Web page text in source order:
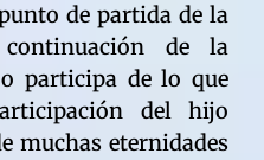
de partida de la
de la
participa de lo que
del hijo
muchas eternidades